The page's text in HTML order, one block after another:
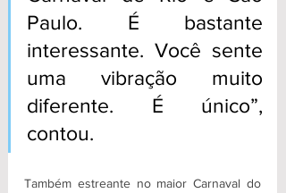
Paulo. É bastante
interessante. Você sente
uma vibração muito
diferente. É único”,
contou.
Também estreante no maior Carnaval do